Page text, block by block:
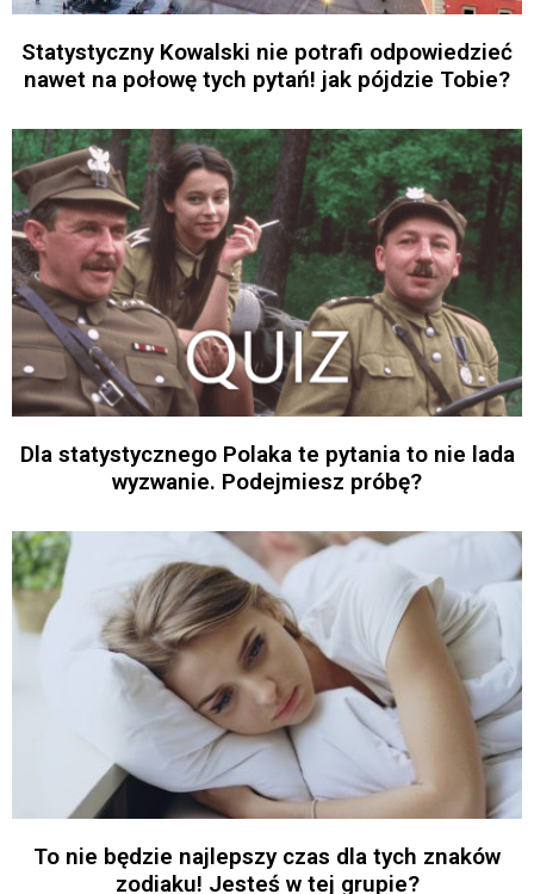
Statystyczny Kowalski nie potrafi odpowiedzieć
nawet na połowę tych pytań! jak pójdzie Tobie?
Dla statystycznego Polaka te pytania to nie lada
wyzwanie. Podejmiesz próbę?
To nie będzie najlepszy czas dla tych znaków
zodiaku! Jesteś w tej grupie?